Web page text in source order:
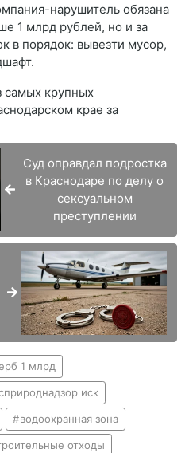
нарушитель обязана
1 млрд рублей, но и за
в порядок: вывезти мусор,
самых крупных
крае за
Суд оправдал подростка
в Краснодаре по делу о
сексуальном
преступлении
1 млрд
иск
водоохранная зона
отходы